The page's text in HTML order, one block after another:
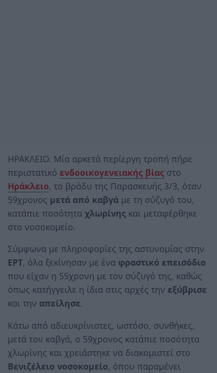
ΗΡΑΚΛΕΙΟ. Μία αρκετά περίεργη τροπή πήρε
περιστατικό ενδοοικογενειακής βίας στο
Ηράκλειο, το βράδυ της Παρασκευής 3/3, όταν
59χρονος μετά από καβγά με τη σύζυγό του,
κατάπιε ποσότητα χλωρίνης και μεταφέρθηκε
στο νοσοκομείο.
Σύμφωνα με πληροφορίες της αστυνομίας στην
ΕΡΤ, όλα ξεκίνησαν με ένα φραστικό επεισόδιο
που είχαν η 55χρονη με τον σύζυγό της, καθώς
όπως κατήγγειλε η ίδια στις αρχές την εξύβρισε
και την απείλησε.
Κάτω από αδιευκρίνιστες, ωστόσο, συνθήκες,
μετά τον καβγά, ο 59χρονος κατάπιε ποσότητα
χλωρίνης και χρειάστηκε να διακομιστεί στο
Βενιζέλειο νοσοκομείο, όπου παραμένει